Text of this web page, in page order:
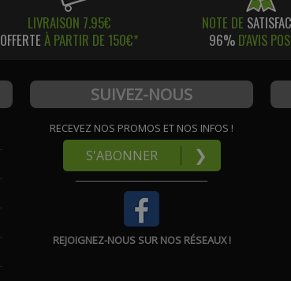
LIVRAISON 7.95€
OFFERTE À PARTIR DE 150€*
NOTE DE
96%D'AVIS
SUIVEZ-NOUS
RECEVEZ NOS PROMOS ET NOS INFOS !
S'ABONNER ❯
REJOIGNEZ-NOUS SUR NOS RÉSEAUX !